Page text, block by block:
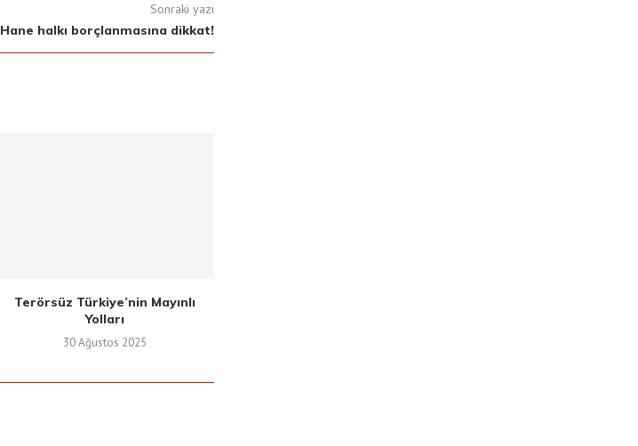
Sonraki yazı
Hane halkı borçlanmasına dikkat!
Terörsüz Türkiye’nin Mayınlı
Yolları
30 Ağustos 2025